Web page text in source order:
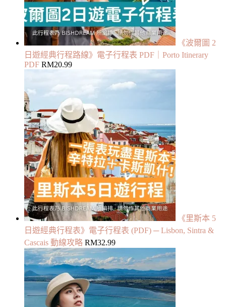
《波爾圖 2
日遊經典行程路線》電子行程表 PDF｜Porto Itinerary
PDF RM20.99
《里斯本 5
日遊經典行程表》電子行程表 (PDF) ─ Lisbon, Sintra &
Cascais 動線攻略 RM32.99